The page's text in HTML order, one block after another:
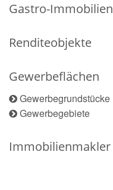
Gastro-Immobilien
Renditeobjekte
Gewerbeflächen
Gewerbegrundstücke
Gewerbegebiete
Immobilienmakler